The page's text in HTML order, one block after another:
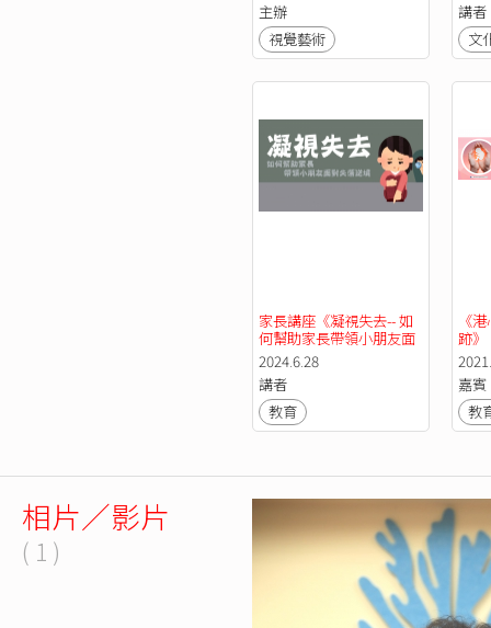
主辦
視覺藝術
講者
文
家長講座《凝視失去-- 如
何幫助家長帶領小朋友面
對失落逆境》
2024.6.28
講者
教育
《
跡》
嘉賓
教
相片／影片
( 1 )